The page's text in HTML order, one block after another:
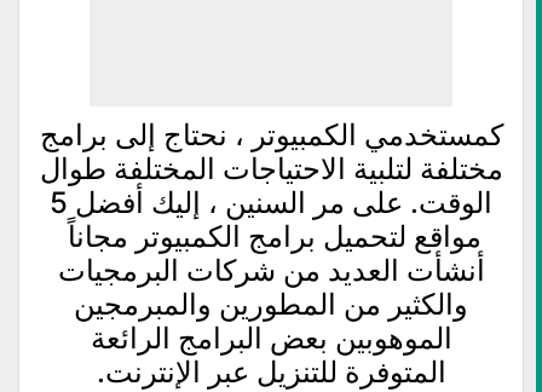
كمستخدمي الكمبيوتر ، نحتاج إلى برامج
مختلفة لتلبية الاحتياجات المختلفة طوال
الوقت. على مر السنين ، إليك أفضل 5
مواقع لتحميل برامج الكمبيوتر مجاناً
أنشأت العديد من شركات البرمجيات
والكثير من المطورين والمبرمجين
الموهوبين بعض البرامج الرائعة
المتوفرة للتنزيل عبر الإنترنت.